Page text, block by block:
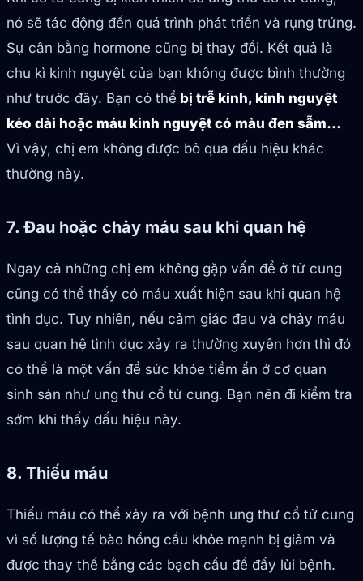
nó sẽ tác động đến quá trình phát triển và rụng trứng.
Sự cân bằng hormone cũng bị thay đổi. Kết quả là
chu kì kinh nguyệt của bạn không được bình thường
như trước đây. Bạn có thể bị trễ kinh, kinh nguyệt
kéo dài hoặc máu kinh nguyệt có màu đen sẫm…
Vì vậy, chị em không được bỏ qua dấu hiệu khác
thường này.
7. Đau hoặc chảy máu sau khi quan hệ
Ngay cả những chị em không gặp vấn đề ở tử cung
cũng có thể thấy có máu xuất hiện sau khi quan hệ
tình dục. Tuy nhiên, nếu cảm giác đau và chảy máu
sau quan hệ tình dục xảy ra thường xuyên hơn thì đó
có thể là một vấn đề sức khỏe tiềm ẩn ở cơ quan
sinh sản như ung thư cổ tử cung. Bạn nên đi kiểm tra
sớm khi thấy dấu hiệu này.
8. Thiếu máu
Thiếu máu có thể xảy ra với bệnh ung thư cổ tử cung
vì số lượng tế bào hồng cầu khỏe mạnh bị giảm và
được thay thế bằng các bạch cầu để đẩy lùi bệnh.